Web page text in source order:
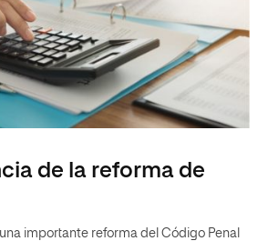
de la reforma de
importante reforma del Código Penal